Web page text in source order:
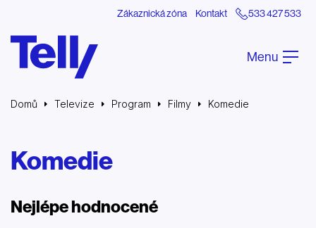
Zákaznická zóna Kontakt 533 427 533
Menu
Domů Televize Program Filmy Komedie
Komedie
Nejlépe hodnocené